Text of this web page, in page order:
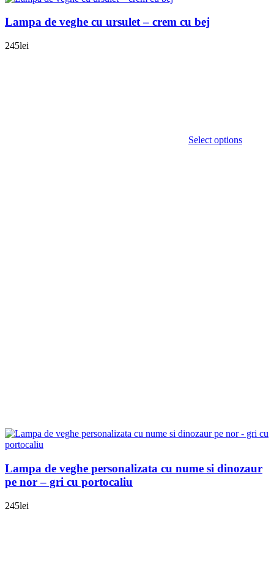
Lampa de veghe cu ursulet – crem cu bej
245lei
Select options
Lampa de veghe personalizata cu nume si dinozaur
pe nor – gri cu portocaliu
245lei